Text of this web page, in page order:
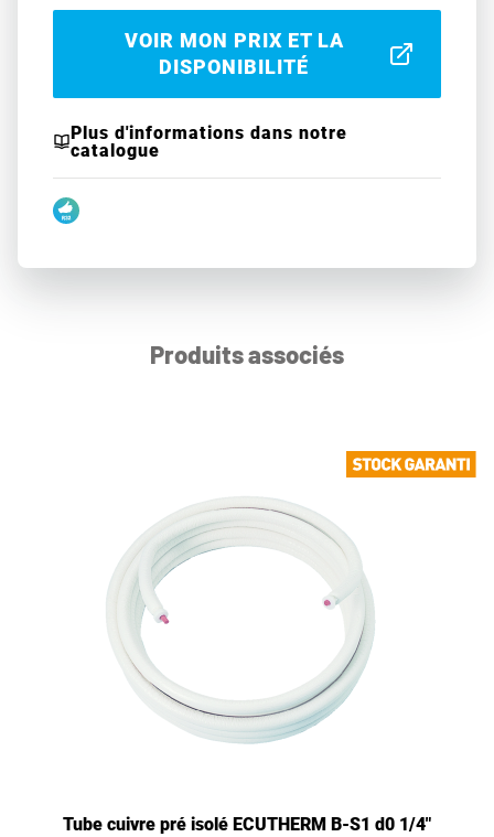
VOIR MON PRIX ET LA
DISPONIBILITÉ
Plus d'informations dans notre
catalogue
Produits associés
Tube cuivre pré isolé ECUTHERM B-S1 d0 1/4"